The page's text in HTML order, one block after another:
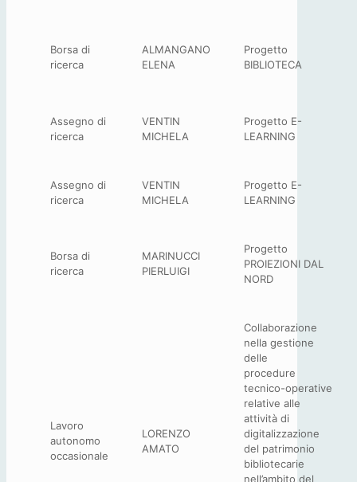
Borsa di
ricerca
ALMANGANO
ELENA
Progetto
BIBLIOTECA
Assegno di
ricerca
VENTIN
MICHELA
Progetto E-
LEARNING
Assegno di
ricerca
VENTIN
MICHELA
Progetto E-
LEARNING
Borsa di
ricerca
MARINUCCI
PIERLUIGI
Progetto
PROIEZIONI DAL
NORD
Lavoro
autonomo
occasionale
LORENZO
AMATO
Collaborazione
nella gestione
delle
procedure
tecnico-operative
relative alle
attività di
digitalizzazione
del patrimonio
bibliotecarie
nell’ambito del